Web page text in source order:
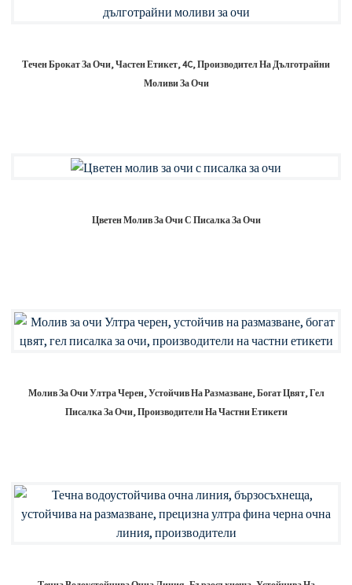
Течен Брокат За Очи, Частен Етикет, 4C, Производител На Дълготрайни
Моливи За Очи
Цветен Молив За Очи С Писалка За Очи
Молив За Очи Ултра Черен, Устойчив На Размазване, Богат Цвят, Гел
Писалка За Очи, Производители На Частни Етикети